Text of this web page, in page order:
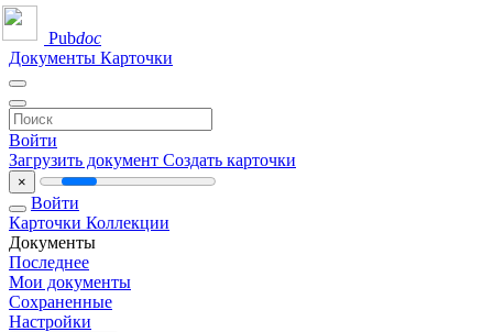
Pubdoc
Документы Карточки
Войти
Загрузить документ Создать карточки
×
Войти
Карточки Коллекции
Документы
Последнее
Мои документы
Сохраненные
Настройки